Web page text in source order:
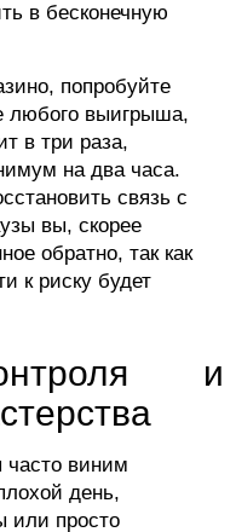
в бесконечную
попробуйте
любого выигрыша,
в три раза,
на два часа.
связь с
вы, скорее
обратно, так как
к риску будет
и
виним
день,
или просто